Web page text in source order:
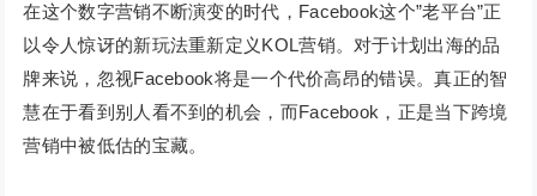
在这个数字营销不断演变的时代，Facebook这个”老平台”正
以令人惊讶的新玩法重新定义KOL营销。对于计划出海的品
牌来说，忽视Facebook将是一个代价高昂的错误。真正的智
慧在于看到别人看不到的机会，而Facebook，正是当下跨境
营销中被低估的宝藏。